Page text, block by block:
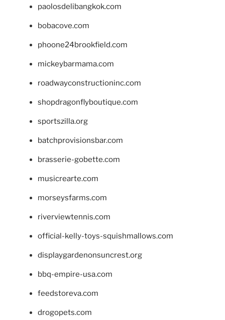
paolosdelibangkok.com
bobacove.com
phoone24brookfield.com
mickeybarmama.com
roadwayconstructioninc.com
shopdragonflyboutique.com
sportszilla.org
batchprovisionsbar.com
brasserie-gobette.com
musicrearte.com
morseysfarms.com
riverviewtennis.com
official-kelly-toys-squishmallows.com
displaygardenonsuncrest.org
bbq-empire-usa.com
feedstoreva.com
drogopets.com